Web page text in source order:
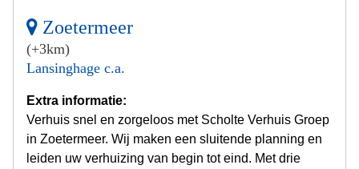
Zoetermeer
(+3km)
Lansinghage c.a.
Extra informatie:
Verhuis snel en zorgeloos met Scholte Verhuis Groep
in Zoetermeer. Wij maken een sluitende planning en
leiden uw verhuizing van begin tot eind. Met drie